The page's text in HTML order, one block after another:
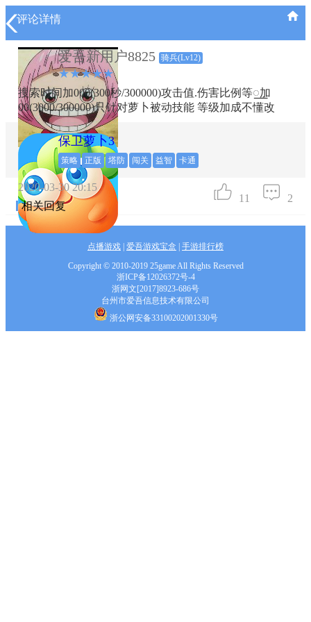
评论详情
爱吾新用户8825 骑兵(Lv12)
★★★★★
搜索时间加000(300秒/300000)攻击值.伤害比例等⁠꯭加
00(3000/300000)只针对萝卜被动技能 等级加成不懂改
保卫萝卜3
策略 正版 塔防 闯关 益智 卡通
2020-03-30 20:15
11
2
相关回复
点播游戏 爱吾游戏宝盒
手游排行榜
Copyright © 2010-2019 25game All Rights Reserved
浙ICP备12026372号-4
浙网文[2017]8923-686号
台州市爱吾信息技术有限公司
浙公网安备33100202001330号